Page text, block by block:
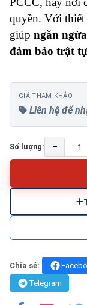
quyền. Với thiết
giúp ngăn
đảm bảo trật
GIÁ THAM KHẢO
Liên hệ để
Số lượng: −
Chia sẻ:
Telegram